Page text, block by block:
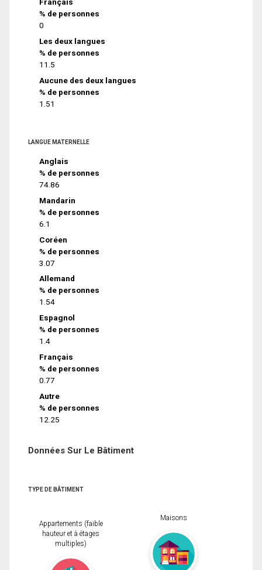
Français
% de personnes
0
Les deux langues
% de personnes
11.5
Aucune des deux langues
% de personnes
1.51
LANGUE MATERNELLE
Anglais
% de personnes
74.86
Mandarin
% de personnes
6.1
Coréen
% de personnes
3.07
Allemand
% de personnes
1.54
Espagnol
% de personnes
1.4
Français
% de personnes
0.77
Autre
% de personnes
12.25
Données Sur Le Bâtiment
TYPE DE BÂTIMENT
Appartements (faible
hauteur et à étages
multiples)
Maisons